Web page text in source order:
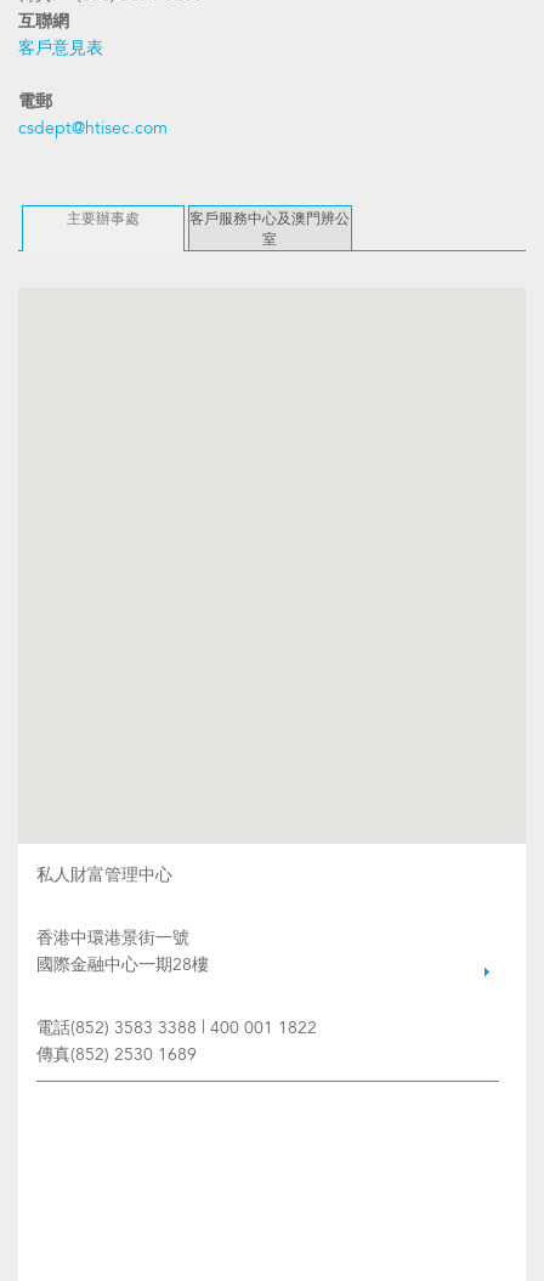
互聯網
客戶意見表
電郵
csdept@htisec.com
主要辦事處
客戶服務中心及澳門辨公
室
私人財富管理中心
香港中環港景街一號
國際金融中心一期28樓
電話(852) 3583 3388 | 400 001 1822
傳真(852) 2530 1689